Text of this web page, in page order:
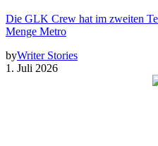
Die GLK Crew hat im zweiten
Menge Metro
byWriter Stories
1. Juli 2026